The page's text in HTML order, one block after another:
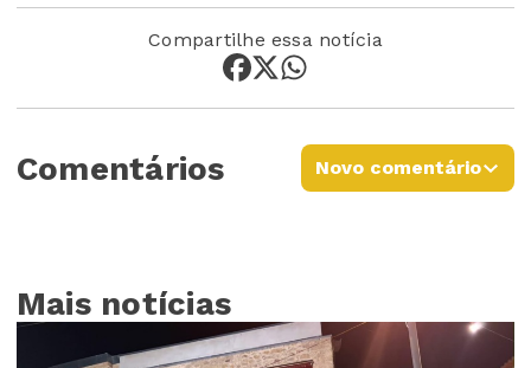
Compartilhe essa notícia
Comentários Novo comentário
Mais notícias